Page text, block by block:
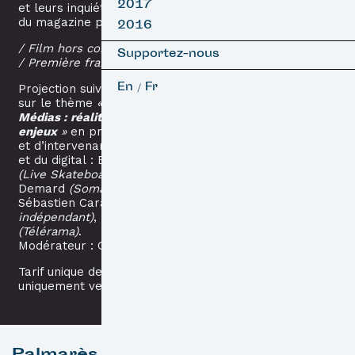
2017
2016
Supportez-nous
En / Fr
et leurs inquiétudes quant au futur
du magazine papier.
/ Film hors compétition
/ Première française
Projection suivie d’une discussion
sur le thème «
Médias : réalités, évolutions,
enjeux»en présence du réalisateur
et d’intervenants issus de la presse
et du digital : Benjamin Deberdt
(Live Skateboard Media)
Demard (Soma Magazine)
Sébastien Carayol
indépendant), François Chevalier
(Télérama).
Modérateur : Guillaume Le Goff
Tarif unique de 6 euros. Billet
uniquement vendu sur place